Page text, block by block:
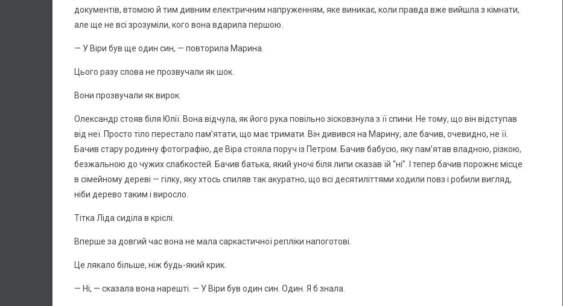
документів, втомою й тим дивним електричним напруженням, яке виникає, коли правда вже вийшла з кімнати,
але ще не всі зрозуміли, кого вона вдарила першою.
— У Віри був ще один син, — повторила Марина.
Цього разу слова не прозвучали як шок.
Вони прозвучали як вирок.
Олександр стояв біля Юлії. Вона відчула, як його рука повільно зісковзнула з її спини. Не тому, що він відступав
від неї. Просто тіло перестало пам’ятати, що має тримати. Він дивився на Марину, але бачив, очевидно, не її.
Бачив стару родинну фотографію, де Віра стояла поруч із Петром. Бачив бабусю, яку пам’ятав владною, різкою,
безжальною до чужих слабкостей. Бачив батька, який уночі біля липи сказав їй “ні”. І тепер бачив порожнє місце
в сімейному дереві — гілку, яку хтось спиляв так акуратно, що всі десятиліттями ходили повз і робили вигляд,
ніби дерево таким і виросло.
Тітка Ліда сиділа в кріслі.
Вперше за довгий час вона не мала саркастичної репліки напоготові.
Це лякало більше, ніж будь-який крик.
— Ні, — сказала вона нарешті. — У Віри був один син. Один. Я б знала.